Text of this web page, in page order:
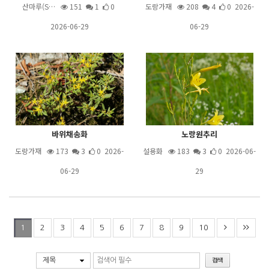
산마루(S… 151 1
0
2026-06-29
도랑가재 208 4
0 2026-
06-29
바위채송화
도랑가재 173 3
0 2026-
06-29
노랑원추리
설용화 183 3
0 2026-06-
29
1 2 3 4 5 6 7 8 9 10
제목